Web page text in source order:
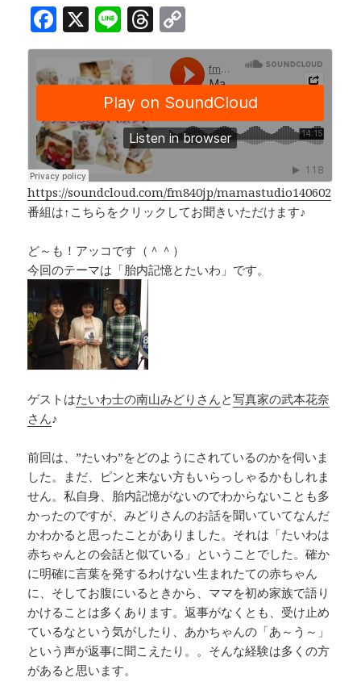
F
a
c
e
b
o
o
k
X Li
n
e
T
h
e
a
d
s
o
p
y
Li
n
k
https://soundcloud.com/fm840jp/mamastudio140602
番組は↑こちらをクリックしてお聞きいただけます♪
ど～も！アッコです（＾＾）
今回のテーマは「胎内記憶とたいわ」です。
ゲストはたいわ士の南山みどりさんと写真家の武本花奈
さん♪
前回は、”たいわ”をどのようにされているのかを伺いま
した。まだ、ピンと来ない方もいらっしゃるかもしれま
せん。私自身、胎内記憶がないのでわからないことも多
かったのですが、みどりさんのお話を聞いていてなんだ
かわかると思ったことがありました。それは「たいわは
赤ちゃんとの会話と似ている」ということでした。確か
に明確に言葉を発するわけない生まれたての赤ちゃん
に、そしてお腹にいるときから、ママを初め家族で語り
かけることは多くあります。返事がなくとも、受け止め
ているなという気がしたり、あかちゃんの「あ～う～」
という声が返事に聞こえたり。。そんな経験は多くの方
があると思います。